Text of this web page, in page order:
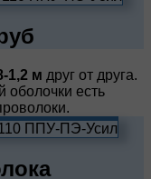
1,2 м друг от друга.
оболочки есть